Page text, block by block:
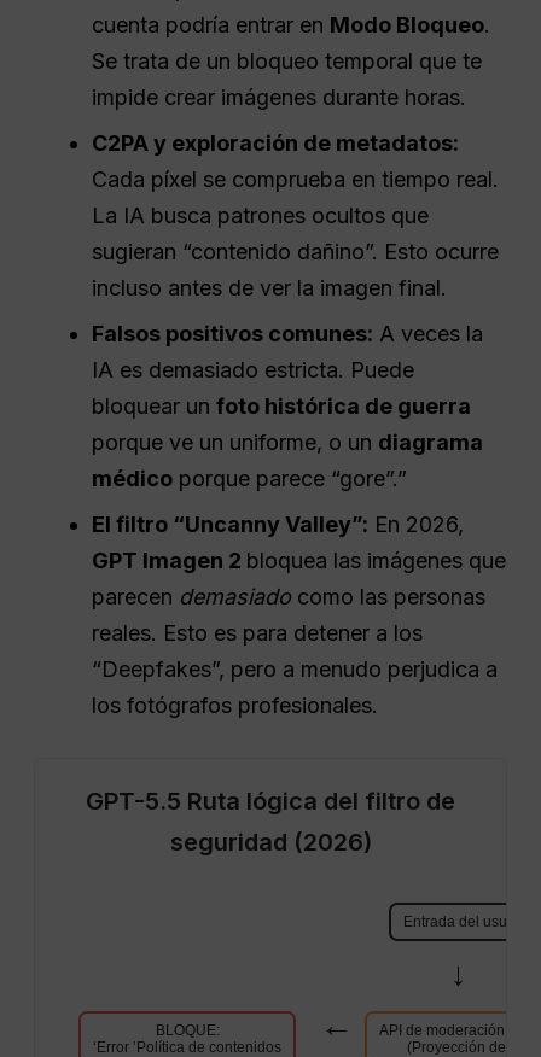
cuenta podría entrar en Modo Bloqueo.
Se trata de un bloqueo temporal que te
impide crear imágenes durante horas.
C2PA y exploración de metadatos:
Cada píxel se comprueba en tiempo real.
La IA busca patrones ocultos que
sugieran “contenido dañino”. Esto ocurre
incluso antes de ver la imagen final.
Falsos positivos comunes: A veces la
IA es demasiado estricta. Puede
bloquear unfoto histórica de guerra
porque ve un uniforme, o un diagrama
médico porque parece “gore”.”
El filtro “Uncanny Valley”: En 2026,
GPT Imagen 2 bloquea las imágenes que
parecen demasiado como las personas
reales. Esto es para detener a los
“Deepfakes”, pero a menudo perjudica a
los fotógrafos profesionales.
GPT-5.5 Ruta lógica del filtro de
seguridad (2026)
Entrada del usuario
→
API de moderación
(Proyección de
BLOQUE:
‘Error ’Política de contenidos
→